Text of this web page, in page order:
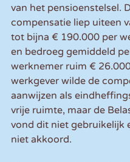
van het pensioenstelsel.
compensatie liep uiteen
tot bijna € 190.000 per
en bedroeg gemiddeld
werknemer ruim €
werkgever wilde de
aanwijzen als
vrije ruimte, maar de
vond dit niet gebruikelijk
niet akkoord.